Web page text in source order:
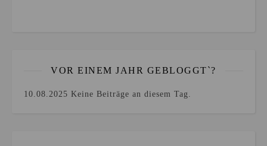
VOR EINEM JAHR GEBLOGGT`?
10.08.2025 Keine Beiträge an diesem Tag.